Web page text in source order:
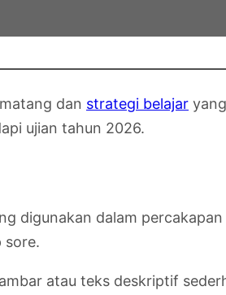
dan strategi belajar
ujian tahun 2026.
digunakan dalam
sore.
atau teks deskriptif